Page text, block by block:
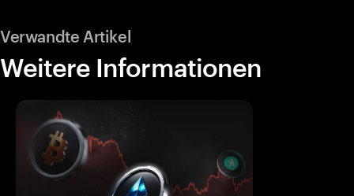
Verwandte Artikel
Weitere Informationen